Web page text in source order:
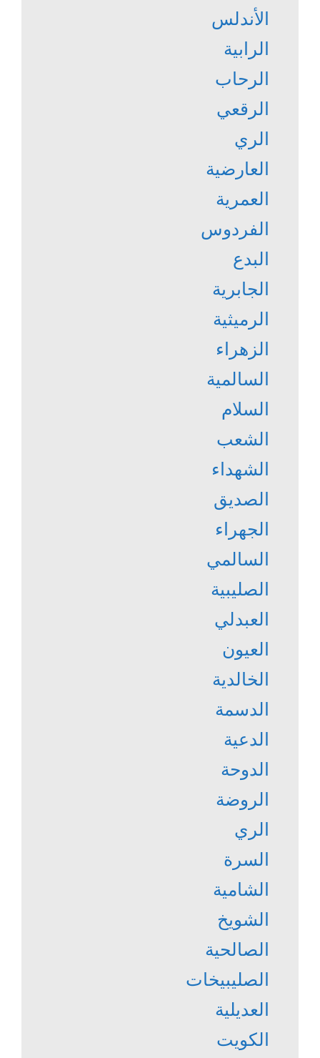
الأندلس
الرابية
الرحاب
الرقعي
الري
العارضية
العمرية
الفردوس
البدع
الجابرية
الرميثية
الزهراء
السالمية
السلام
الشعب
الشهداء
الصديق
الجهراء
السالمي
الصليبية
العبدلي
العيون
الخالدية
الدسمة
الدعية
الدوحة
الروضة
الري
السرة
الشامية
الشويخ
الصالحية
الصليبيخات
العديلية
الكويت